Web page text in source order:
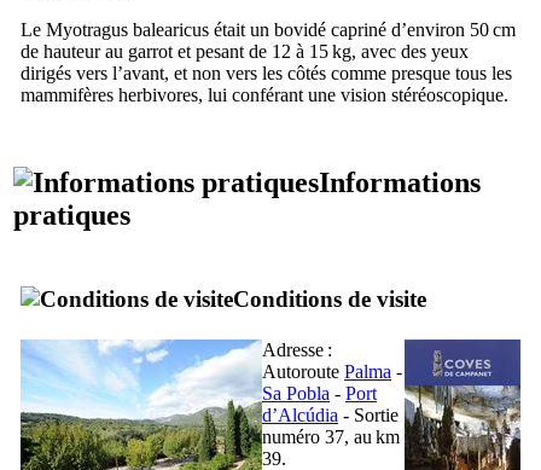
Le Myotragus balearicus était un bovidé capriné d’environ 50 cm
de hauteur au garrot et pesant de 12 à 15 kg, avec des yeux
dirigés vers l’avant, et non vers les côtés comme presque tous les
mammifères herbivores, lui conférant une vision stéréoscopique.
Informations
pratiques
Conditions de visite
Adresse :
Autoroute Palma -
Sa Pobla - Port
d’Alcúdia - Sortie
numéro 37, au km
39.